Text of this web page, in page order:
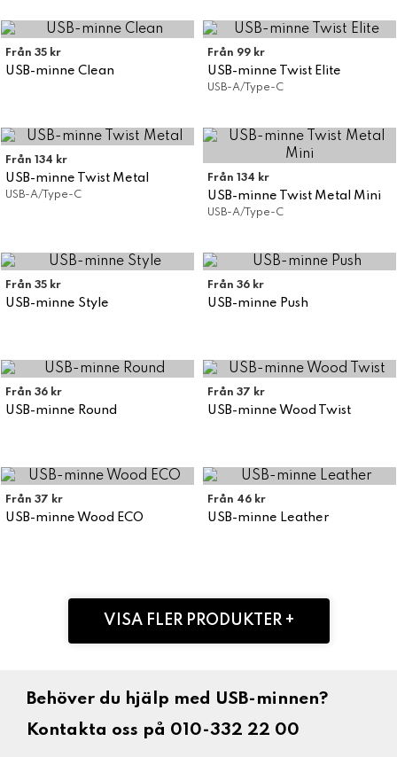
Söker du ett USB-minne med tryck så kontakta oss via
mail eller telefon. Vi har 100-tals olika modeller utöver
de USB-minnen vi visar nedan. Alla till riktigt bra
priser.
Från 35 kr
USB-minne Clean
Från 99 kr
USB-minne Twist Elite
USB-A/Type-C
Från 134 kr
USB-minne Twist Metal
USB-A/Type-C
Från 134 kr
USB-minne Twist Metal Mini
USB-A/Type-C
Från 35 kr
USB-minne Style
Från 36 kr
USB-minne Push
Från 36 kr
USB-minne Round
Från 37 kr
USB-minne Wood Twist
Från 37 kr
USB-minne Wood ECO
Från 46 kr
USB-minne Leather
VISA FLER PRODUKTER +
Behöver du hjälp med USB-minnen?
Kontakta oss på 010-332 22 00